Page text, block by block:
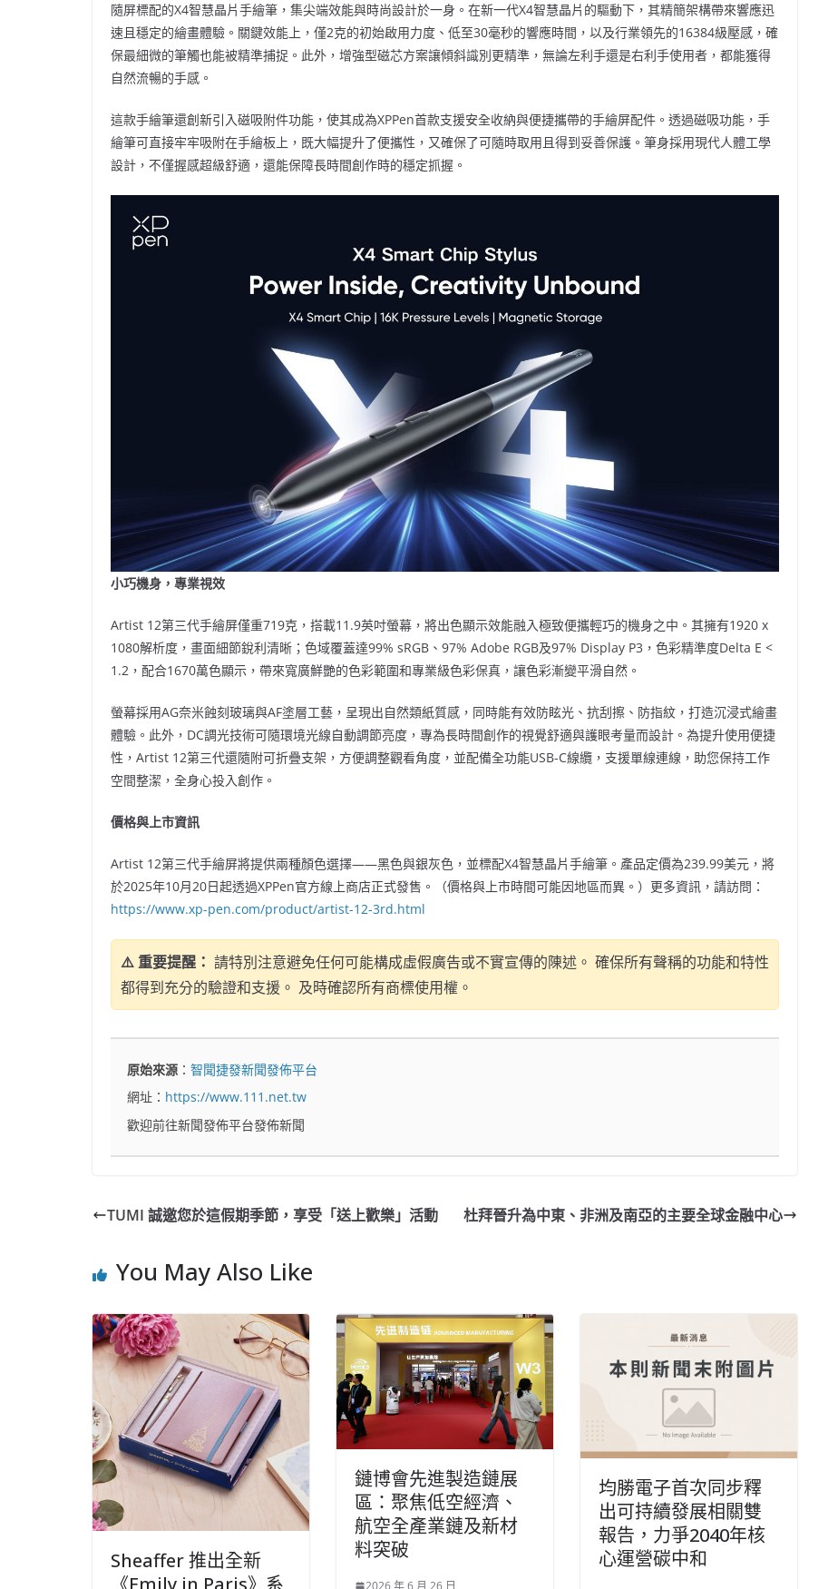
隨屏標配的X4智慧晶片手繪筆，集尖端效能與時尚設計於一身。在新一代X4智慧晶片的驅動下，其精簡架構帶來響應迅
速且穩定的繪畫體驗 。 關鍵效能上，僅2克的初始啟用力度、低至30毫秒的響應時間，以及行業領先的16384級壓感，確
保最細微的筆觸也能被精準捕捉。此外，增強型磁芯方案讓傾斜識別更精準，無論左利手還是右利手使用者，都能獲得
自然流暢的手感。
這款手繪筆還創新引入磁吸附件功能，使其成為XPPen首款支援安全收納與便捷攜帶的手繪屏配件。透過磁吸功能，手
繪筆可直接牢牢吸附在手繪板上，既大幅提升了便攜性，又確保了可隨時取用且得到妥善保護。筆身採用現代人體工學
設計，不僅握感超級舒適，還能保障長時間創作時的穩定抓握。
小巧機身，專業視效
Artist 12第三代手繪屏僅重719克，搭載11.9英吋螢幕，將出色顯示效能融入極致便攜輕巧的機身之中。其擁有1920 x
1080解析度，畫面細節銳利清晰；色域覆蓋達99% sRGB、97% Adobe RGB及97% Display P3，色彩精準度Delta E <
1.2，配合1670萬色顯示，帶來寬廣鮮艷的色彩範圍和專業級色彩保真，讓色彩漸變平滑自然。
螢幕採用AG奈米蝕刻玻璃與AF塗層工藝，呈現出自然類紙質感，同時能有效防眩光、抗刮擦、防指紋，打造沉浸式繪畫
體驗。此外，DC調光技術可隨環境光線自動調節亮度，專為長時間創作的視覺舒適與護眼考量而設計。為提升使用便捷
性，Artist 12第三代還隨附可折疊支架，方便調整觀看角度，並配備全功能USB-C線纜，支援單線連線，助您保持工作
空間整潔，全身心投入創作。
價格與上市資訊
Artist 12第三代手繪屏將提供兩種顏色選擇——黑色與銀灰色，並標配X4智慧晶片手繪筆。產品定價為239.99美元，將
於2025年10月20日起透過XPPen官方線上商店正式發售。（價格與上市時間可能因地區而異。）更多資訊，請訪問：
https://www.xp-pen.com/product/artist-12-3rd.html
⚠️ 重要提醒： 請特別注意避免任何可能構成虛假廣告或不實宣傳的陳述。 確保所有聲稱的功能和特性
都得到充分的驗證和支援。 及時確認所有商標使用權。
原始來源 ：智聞捷發新聞發佈平台
網址： https://www.111.net.tw
歡迎前往新聞發佈平台發佈新聞
TUMI 誠邀您於這假期季節，享受「送上歡樂」活動 杜拜晉升為中東、非洲及南亞的主要全球金融中心
You May Also Like
Sheaffer 推出全新
《Emily in Paris》系
鏈博會先進製造鏈展
區：聚焦低空經濟、
航空全產業鏈及新材
料突破
均勝電子首次同步釋
出可持續發展相關雙
報告，力爭2040年核
心運營碳中和